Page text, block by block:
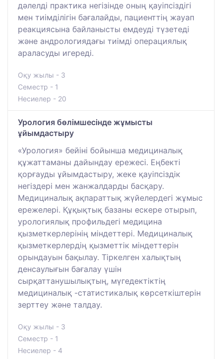
дәлелді практика негізінде оның қауіпсіздігі
мен тиімділігін бағалайды, пациенттің жауап
реакциясына байланысты емдеуді түзетеді
және андрологиядағы тиімді операциялық
араласуды игереді.
Оқу жылы - 3
Семестр - 1
Несиелер - 20
Урология бөлімшесінде жұмысты
ұйымдастыру
«Урология» бейіні бойынша медициналық
құжаттаманы дайындау ережесі. Еңбекті
қорғауды ұйымдастыру, жеке қауіпсіздік
негіздері мен жанжалдарды басқару.
Медициналық ақпараттық жүйелердегі жұмыс
ережелері. Құқықтық базаны ескере отырып,
урологиялық профильдегі медицина
қызметкерлерінің міндеттері. Медициналық
қызметкерлердің қызметтік міндеттерін
орындауын бақылау. Тіркелген халықтың
денсаулығын бағалау үшін
сырқаттанушылықтың, мүгедектіктің
медициналық -статистикалық көрсеткіштерін
зерттеу және талдау.
Оқу жылы - 3
Семестр - 1
Несиелер - 4